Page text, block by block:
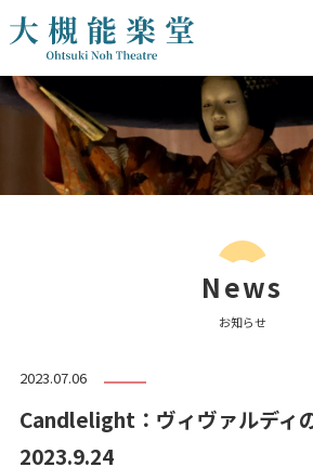
News
お知らせ
2023.07.06
Candlelight：ヴィヴァルディ
2023.9.24